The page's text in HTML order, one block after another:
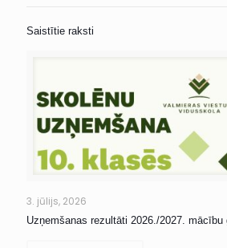
Saistītie raksti
3. jūlijs, 2026
Uzņemšanas rezultāti 2026./2027. mācību